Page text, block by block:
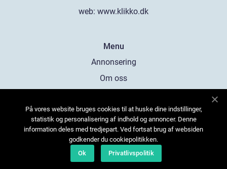
web: www.klikko.dk
Menu
Annonsering
Om oss
Kontakta oss
Sitemap
På vores website bruges cookies til at huske dine indstillinger,
statistik og personalisering af indhold og annoncer. Denne
information deles med tredjepart. Ved fortsat brug af websiden
godkender du cookiepolitikken.
Ok
Privatlivspolitik